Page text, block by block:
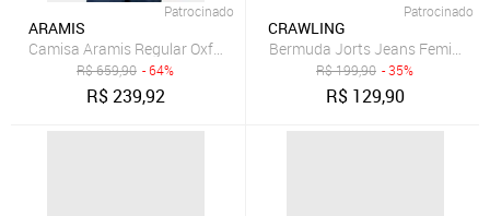
Patrocinado
ARAMIS
Camisa Aramis Regular Oxford Marinho
R$659,90 - 64%
R$239,92
Patrocinado
CRAWLING
Bermuda Jorts Jeans Feminina
R$199,90 - 35%
R$ 129,90